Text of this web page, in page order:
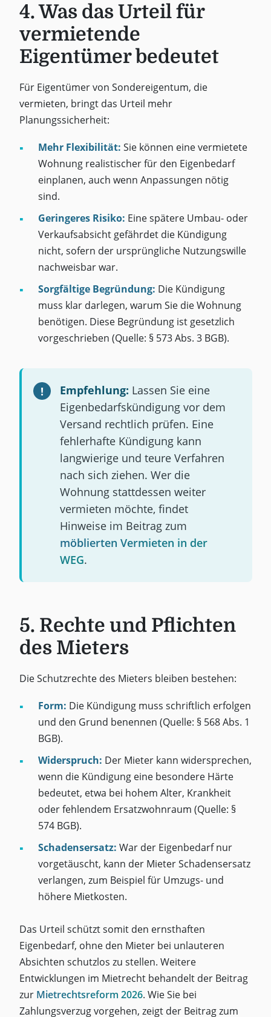
4. Was das Urteil für
vermietende
Eigentümer bedeutet
Für Eigentümer von Sondereigentum, die
vermieten, bringt das Urteil mehr
Planungssicherheit:
Mehr Flexibilität: Sie können eine vermietete
Wohnung realistischer für den Eigenbedarf
einplanen, auch wenn Anpassungen nötig
sind.
Geringeres Risiko: Eine spätere Umbau- oder
Verkaufsabsicht gefährdet die Kündigung
nicht, sofern der ursprüngliche Nutzungswille
nachweisbar war.
Sorgfältige Begründung: Die Kündigung
muss klar darlegen, warum Sie die Wohnung
benötigen. Diese Begründung ist gesetzlich
vorgeschrieben (Quelle: § 573 Abs. 3 BGB).
Empfehlung: Lassen Sie eine
Eigenbedarfskündigung vor dem
Versand rechtlich prüfen. Eine
fehlerhafte Kündigung kann
langwierige und teure Verfahren
nach sich ziehen. Wer die
Wohnung stattdessen weiter
vermieten möchte, findet
Hinweise im Beitrag zum
möblierten Vermieten in der
WEG.
5. Rechte und Pflichten
des Mieters
Die Schutzrechte des Mieters bleiben bestehen:
Form: Die Kündigung muss schriftlich erfolgen
und den Grund benennen (Quelle: § 568 Abs. 1
BGB).
Widerspruch: Der Mieter kann widersprechen,
wenn die Kündigung eine besondere Härte
bedeutet, etwa bei hohem Alter, Krankheit
oder fehlendem Ersatzwohnraum (Quelle: §
574 BGB).
Schadensersatz: War der Eigenbedarf nur
vorgetäuscht, kann der Mieter Schadensersatz
verlangen, zum Beispiel für Umzugs- und
höhere Mietkosten.
Das Urteil schützt somit den ernsthaften
Eigenbedarf, ohne den Mieter bei unlauteren
Absichten schutzlos zu stellen. Weitere
Entwicklungen im Mietrecht behandelt der Beitrag
zur Mietrechtsreform 2026. Wie Sie bei
Zahlungsverzug vorgehen, zeigt der Beitrag zum